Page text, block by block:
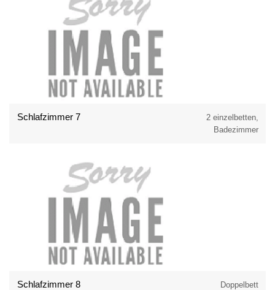
Schlafzimmer 7
2 einzelbetten,
Badezimmer
Schlafzimmer 8 Doppelbett